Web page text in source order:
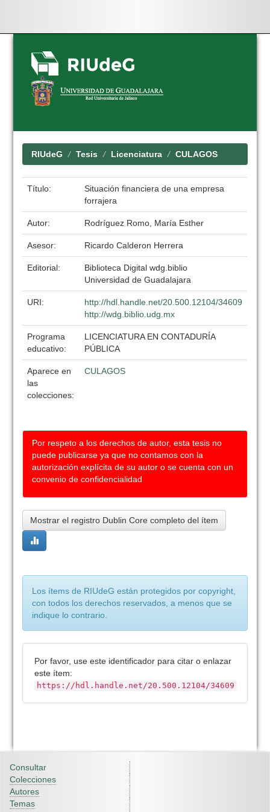
Skip
navigation
RIUdeG Tesis Licenciatura CULAGOS
Título:
Situación financiera de una empresa
forrajera
Autor: Rodríguez Romo, María Esther
Asesor: Ricardo Calderon Herrera
Editorial:
Biblioteca Digital wdg.biblio
Universidad de Guadalajara
URI:
http://hdl.handle.net/20.500.12104/34609
http://wdg.biblio.udg.mx
Programa
educativo:
LICENCIATURA EN CONTADURÍA
PÚBLICA
Aparece en
las
colecciones:
CULAGOS
Por respeto a los derechos de autor, esta tesis no
puede publicarse ya que no contamos con la
autorización explícita de su autor o se cuenta con un
convenio de confidencialidad
Mostrar el registro Dublin Core completo del ítem
Los ítems de RIUdeG están protegidos por copyright,
con todos los derechos reservados, a menos que se
indique lo contrario.
Por favor, use este identificador para citar o enlazar
este ítem:
https://hdl.handle.net/20.500.12104/34609
Consultar
Colecciones
Autores
Temas